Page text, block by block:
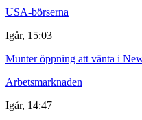
USA-börserna
Igår, 15:03
Munter öppning att vänta i
Arbetsmarknaden
Igår, 14:47